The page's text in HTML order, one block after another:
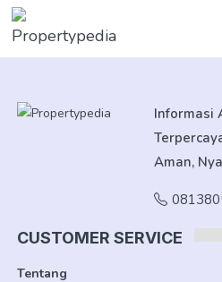
Informasi
Aman,
CUSTOMER SERVICE
Tentang